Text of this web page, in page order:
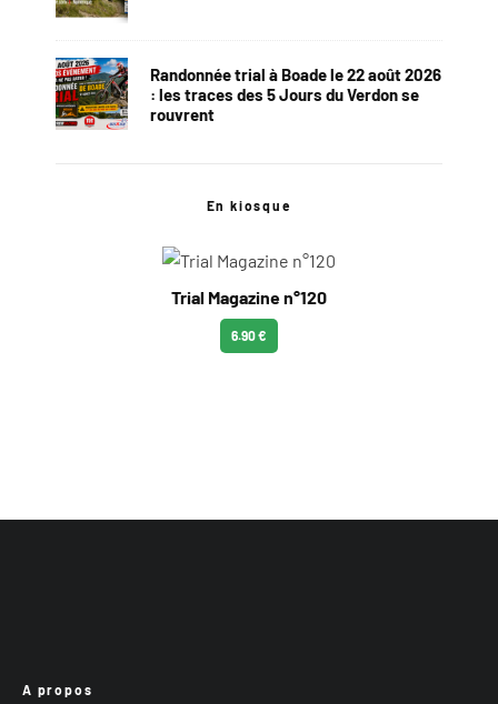
Randonnée trial à Boade le 22 août 2026
: les traces des 5 Jours du Verdon se
rouvrent
En kiosque
Trial Magazine n°120
6.90 €
A propos